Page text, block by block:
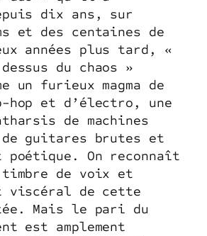
dix ans, sur
et des centaines de
années plus tard, «
du chaos »
un furieux magma de
hop et d’électro, une
de machines
guitares brutes et
poétique. On reconnaît
de voix et
viscéral de cette
Mais le pari du
est amplement